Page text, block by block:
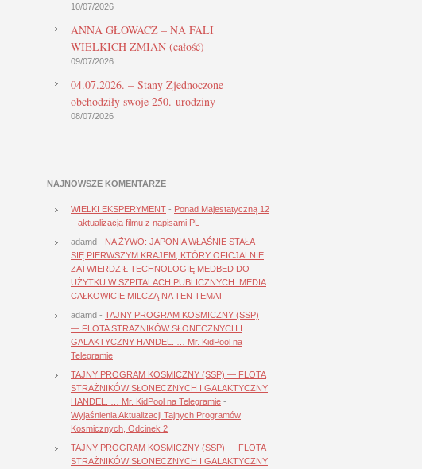
10/07/2026
ANNA GŁOWACZ – NA FALI
WIELKICH ZMIAN (całość)
09/07/2026
04.07.2026. – Stany Zjednoczone
obchodziły swoje 250. urodziny
08/07/2026
NAJNOWSZE KOMENTARZE
WIELKI EKSPERYMENT - Ponad Majestatyczną 12
– aktualizacja filmu z napisami PL
adamd - NA ŻYWO: JAPONIA WŁAŚNIE STAŁA
SIĘ PIERWSZYM KRAJEM, KTÓRY OFICJALNIE
ZATWIERDZIŁ TECHNOLOGIĘ MEDBED DO
UŻYTKU W SZPITALACH PUBLICZNYCH. MEDIA
CAŁKOWICIE MILCZĄ NA TEN TEMAT
adamd - TAJNY PROGRAM KOSMICZNY (SSP)
— FLOTA STRAŻNIKÓW SŁONECZNYCH I
GALAKTYCZNY HANDEL. … Mr. KidPool na
Telegramie
TAJNY PROGRAM KOSMICZNY (SSP) — FLOTA
STRAŻNIKÓW SŁONECZNYCH I GALAKTYCZNY
HANDEL. … Mr. KidPool na Telegramie -
Wyjaśnienia Aktualizacji Tajnych Programów
Kosmicznych, Odcinek 2
TAJNY PROGRAM KOSMICZNY (SSP) — FLOTA
STRAŻNIKÓW SŁONECZNYCH I GALAKTYCZNY